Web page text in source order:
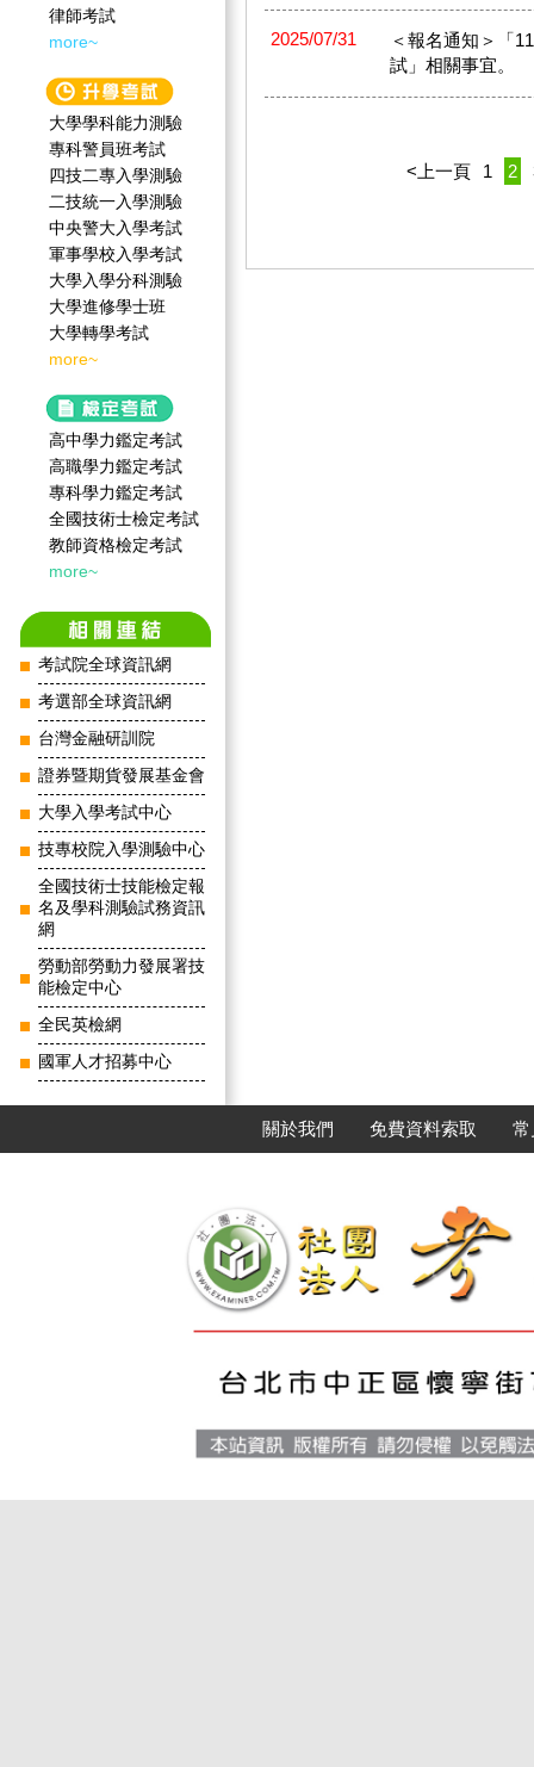
律師考試
more~
大學學科能力測驗
專科警員班考試
四技二專入學測驗
二技統一入學測驗
中央警大入學考試
軍事學校入學考試
大學入學分科測驗
大學進修學士班
大學轉學考試
more~
高中學力鑑定考試
高職學力鑑定考試
專科學力鑑定考試
全國技術士檢定考試
教師資格檢定考試
more~
考試院全球資訊網
考選部全球資訊網
台灣金融研訓院
證券暨期貨發展基金會
大學入學考試中心
技專校院入學測驗中心
全國技術士技能檢定報
名及學科測驗試務資訊
網
勞動部勞動力發展署技
能檢定中心
全民英檢網
國軍人才招募中心
2025/07/31
＜報名通知＞「
試」相關事宜。
<上一頁 1 2
關於我們 免費資料索取 常